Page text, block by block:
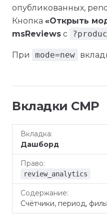
опубликованных,
Кнопка «Открыть
msReviews с
При mode=new
Вкладки CMP
Вкладка
Дашборд
review_analytics
Счётчики, период,